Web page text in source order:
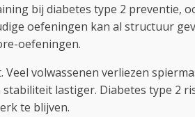
bij diabetes type 2 preventie,
oefeningen kan al structuur
oefeningen.
volwassenen verliezen
lastiger. Diabetes type 2
te blijven.